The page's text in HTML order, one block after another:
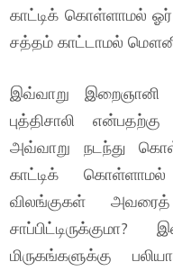
காட்டிக் கொள்ளாமல்
சத்தம் காட்டாமல்
இவ்வாறு
புத்திசாலி
அவ்வாறு நடந்து
காட்டிக்
விலங்குகள்
மிருகங்களுக்கு